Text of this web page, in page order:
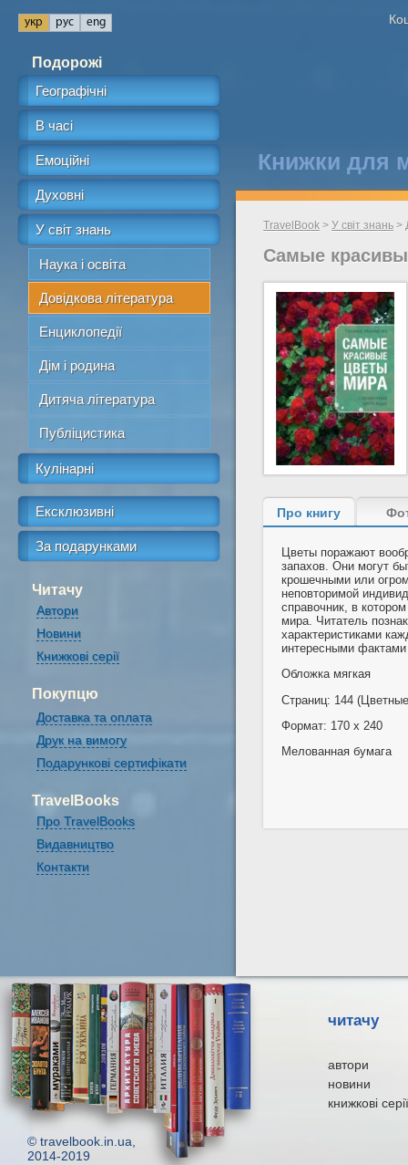
Подорожі
Географічні
В часі
Емоційні
Духовні
У світ знань
Наука і освіта
Довідкова література
Енциклопедії
Дім і родина
Дитяча література
Публіцистика
Кулінарні
Ексклюзивні
За подарунками
Читачу
Автори
Новини
Книжкові серії
Покупцю
Доставка та оплата
Друк на вимогу
Подарункові сертифікати
TravelBooks
Про TravelBooks
Видавництво
Контакти
Книжки для
TravelBook > У світ знань >
Самые
Про книгу
Цветы поражают
запахов. Они могут
крошечными или
неповторимой
справочник, в
мира. Читатель
характеристиками
интересными
Обложка мягкая
Страниц: 144
Формат: 170 x 240
Мелованная бумага
© travelbook.in.ua,
2014-2019
читачу
автори
новини
книжкові серії